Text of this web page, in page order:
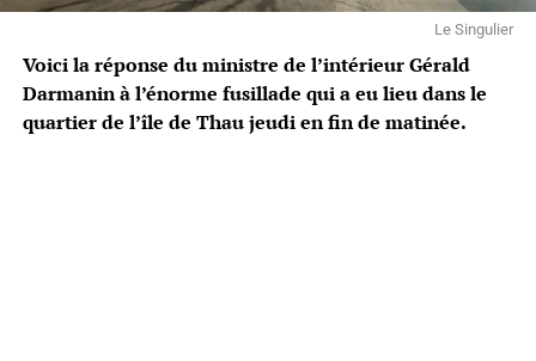
Le Singulier
Voici la réponse du ministre de l’intérieur Gérald
Darmanin à l’énorme fusillade qui a eu lieu dans le
quartier de l’île de Thau jeudi en fin de matinée.